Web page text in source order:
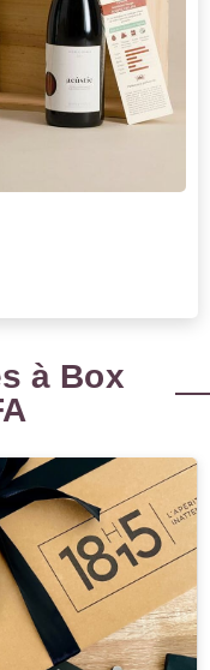
à Box